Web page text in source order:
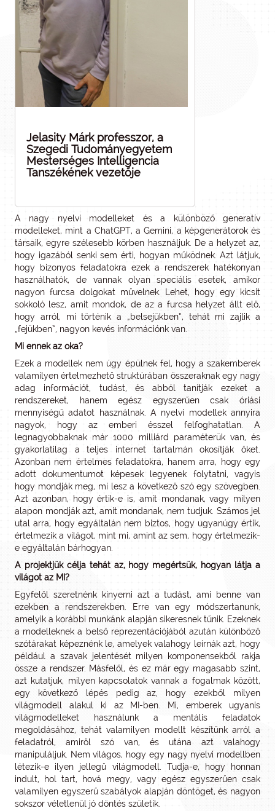
Jelasity Márk professzor, a
Szegedi Tudományegyetem
Mesterséges Intelligencia
Tanszékének vezetője
A nagy nyelvi modelleket és a különböző generatív
modelleket, mint a ChatGPT, a Gemini, a képgenerátorok és
társaik, egyre szélesebb körben használjuk. De a helyzet az,
hogy igazából senki sem érti, hogyan működnek. Azt látjuk,
hogy bizonyos feladatokra ezek a rendszerek hatékonyan
használhatók, de vannak olyan speciális esetek, amikor
nagyon furcsa dolgokat művelnek. Lehet, hogy egy kicsit
sokkoló lesz, amit mondok, de az a furcsa helyzet állt elő,
hogy arról, mi történik a „belsejükben”, tehát mi zajlik a
„fejükben”, nagyon kevés információnk van.
Mi ennek az oka?
Ezek a modellek nem úgy épülnek fel, hogy a szakemberek
valamilyen értelmezhető struktúrában összeraknak egy nagy
adag információt, tudást, és abból tanítják ezeket a
rendszereket, hanem egész egyszerűen csak óriási
mennyiségű adatot használnak. A nyelvi modellek annyira
nagyok, hogy az emberi ésszel felfoghatatlan. A
legnagyobbaknak már 1000 milliárd paraméterük van, és
gyakorlatilag a teljes internet tartalmán okosítják őket.
Azonban nem értelmes feladatokra, hanem arra, hogy egy
adott dokumentumot képesek legyenek folytatni, vagyis
hogy mondják meg, mi lesz a következő szó egy szövegben.
Azt azonban, hogy értik-e is, amit mondanak, vagy milyen
alapon mondják azt, amit mondanak, nem tudjuk. Számos jel
utal arra, hogy egyáltalán nem biztos, hogy ugyanúgy értik,
értelmezik a világot, mint mi, amint az sem, hogy értelmezik-
e egyáltalán bárhogyan.
A projektjük célja tehát az, hogy megértsük, hogyan látja a
világot az MI?
Egyfelől szeretnénk kinyerni azt a tudást, ami benne van
ezekben a rendszerekben. Erre van egy módszertanunk,
amelyik a korábbi munkánk alapján sikeresnek tűnik. Ezeknek
a modelleknek a belső reprezentációjából azután különböző
szótárakat képeznénk le, amelyek valahogy leírnák azt, hogy
például a szavak jelentését milyen komponensekből rakja
össze a rendszer. Másfelől, és ez már egy magasabb szint,
azt kutatjuk, milyen kapcsolatok vannak a fogalmak között,
egy következő lépés pedig az, hogy ezekből milyen
világmodell alakul ki az MI-ben. Mi, emberek ugyanis
világmodelleket használunk a mentális feladatok
megoldásához, tehát valamilyen modellt készítünk arról a
feladatról, amiről szó van, és utána azt valahogy
manipuláljuk. Nem világos, hogy egy nagy nyelvi modellben
létezik-e ilyen jellegű világmodell. Tudja-e, hogy honnan
indult, hol tart, hová megy, vagy egész egyszerűen csak
valamilyen egyszerű szabályok alapján döntöget, és nagyon
sokszor véletlenül jó döntés születik.